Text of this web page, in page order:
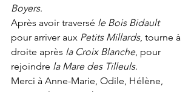
Boyers.
Après avoir traversé le Bois Bidault
pour arriver aux Petits Millards, tourne à
droite après la Croix Blanche, pour
rejoindre la Mare des Tilleuls.
Merci à Anne-Marie, Odile, Hélène,